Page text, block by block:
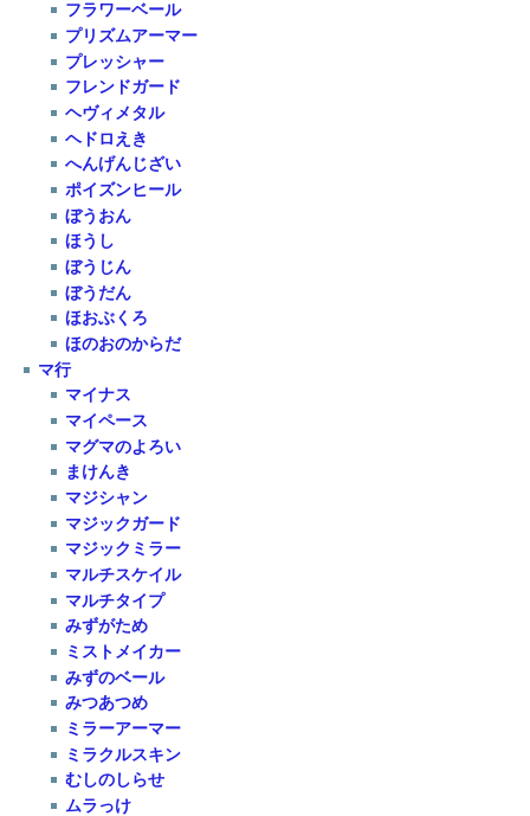
フラワーベール
プリズムアーマー
プレッシャー
フレンドガード
ヘヴィメタル
ヘドロえき
へんげんじざい
ポイズンヒール
ぼうおん
ほうし
ぼうじん
ぼうだん
ほおぶくろ
ほのおのからだ
マ行
マイナス
マイペース
マグマのよろい
まけんき
マジシャン
マジックガード
マジックミラー
マルチスケイル
マルチタイプ
みずがため
ミストメイカー
みずのベール
みつあつめ
ミラーアーマー
ミラクルスキン
むしのしらせ
ムラっけ